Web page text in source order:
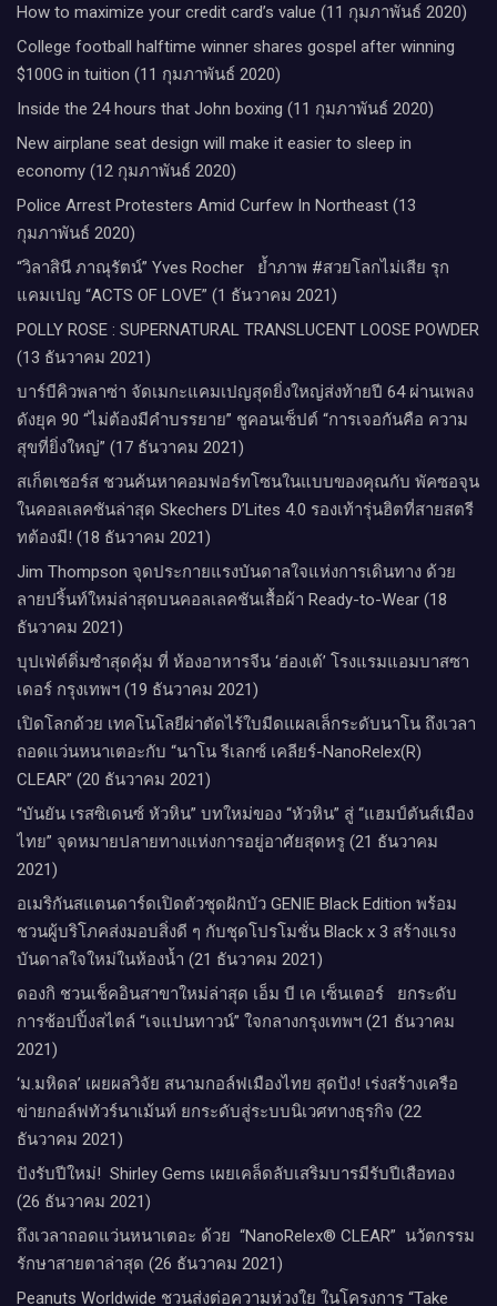
How to maximize your credit card’s value (11 กุมภาพันธ์ 2020)
College football halftime winner shares gospel after winning
$100G in tuition (11 กุมภาพันธ์ 2020)
Inside the 24 hours that John boxing (11 กุมภาพันธ์ 2020)
New airplane seat design will make it easier to sleep in
economy (12 กุมภาพันธ์ 2020)
Police Arrest Protesters Amid Curfew In Northeast (13
กุมภาพันธ์ 2020)
“วิลาสินี ภาณุรัตน์” Yves Rocher​ ย้ำภาพ #สวยโลกไม่เสีย รุก
แคมเปญ “ACTS OF LOVE” (1 ธันวาคม 2021)
POLLY ROSE : SUPERNATURAL TRANSLUCENT LOOSE POWDER
(13 ธันวาคม 2021)
บาร์บีคิวพลาซ่า จัดเมกะแคมเปญสุดยิ่งใหญ่ส่งท้ายปี 64 ผ่านเพลง
ดังยุค 90 “ไม่ต้องมีคำบรรยาย” ชูคอนเซ็ปต์ “การเจอกันคือ ความ
สุขที่ยิ่งใหญ่” (17 ธันวาคม 2021)
สเก็ตเชอร์ส ชวนค้นหาคอมฟอร์ทโซนในแบบของคุณกับ พัคซอจุน
ในคอลเลคชันล่าสุด Skechers D’Lites 4.0 รองเท้ารุ่นฮิตที่สายสตรี
ทต้องมี! (18 ธันวาคม 2021)
Jim Thompson จุดประกายแรงบันดาลใจแห่งการเดินทาง ด้วย
ลายปริ้นท์ใหม่ล่าสุดบนคอลเลคชันเสื้อผ้า Ready-to-Wear (18
ธันวาคม 2021)
บุปเฟ่ต์ติ่มซำสุดคุ้ม ที่ ห้อง​อาหารจีน​ ‘ฮ่องเต้’ โรงแรม​แอม​บาส​ซา​
เดอร์​ กรุงเทพฯ​ (19 ธันวาคม 2021)
เปิดโลกด้วย เทคโนโลยีผ่าตัดไร้ใบมีดแผลเล็กระดับนาโน ถึงเวลา
ถอดแว่นหนาเตอะกับ “นาโน รีเลกซ์ เคลียร์-NanoRelex(R)
CLEAR” (20 ธันวาคม 2021)
“บันยัน เรสซิเดนซ์ หัวหิน” บทใหม่ของ “หัวหิน” สู่ “แฮมป์ตันส์เมือง
ไทย” จุดหมายปลายทางแห่งการอยู่อาศัยสุดหรู (21 ธันวาคม
2021)
อเมริกันสแตนดาร์ดเปิดตัวชุดฝักบัว GENIE Black Edition พร้อม
ชวนผู้บริโภคส่งมอบสิ่งดี ๆ กับชุดโปรโมชั่น Black x 3 สร้างแรง
บันดาลใจใหม่ในห้องน้ำ (21 ธันวาคม 2021)
ดองกิ ชวนเช็คอินสาขาใหม่ล่าสุด เอ็ม บี เค เซ็นเตอร์ ยกระดับ
การช้อปปิ้งสไตล์ “เจแปนทาวน์” ใจกลางกรุงเทพฯ (21 ธันวาคม
2021)
‘ม.มหิดล’ เผยผลวิจัย สนามกอล์ฟเมืองไทย สุดปัง! เร่งสร้างเครือ
ข่ายกอล์ฟทัวร์นาเม้นท์ ยกระดับสู่ระบบนิเวศทางธุรกิจ (22
ธันวาคม 2021)
ปังรับปีใหม่​! ​ Shirley Gems เผยเคล็ดลับ​เสริมบารมีรับปีเสือทอง
(26 ธันวาคม 2021)
ถึงเวลาถอดแว่นหนาเตอะ ด้วย “NanoRelex® CLEAR” นวัตกรรม
รักษาสายตาล่าสุด (26 ธันวาคม 2021)
Peanuts Worldwide ชวนส่งต่อความห่วงใย​ ​ในโครงการ “Take